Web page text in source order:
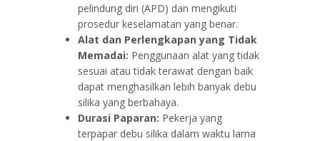
pelindung diri (APD) dan mengikuti
prosedur keselamatan yang benar.
Alat dan Perlengkapan yang Tidak
Memadai: Penggunaan alat yang tidak
sesuai atau tidak terawat dengan baik
dapat menghasilkan lebih banyak debu
silika yang berbahaya.
Durasi Paparan: Pekerja yang
terpapar debu silika dalam waktu lama